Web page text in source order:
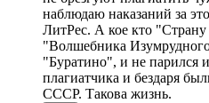
наблюдаю наказаний за
ЛитРес. А кое кто
"Волшебника
"Буратино", и не парился
плагиатчика и бездаря
СССР. Такова жизнь.